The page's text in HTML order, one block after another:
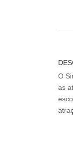
O
as